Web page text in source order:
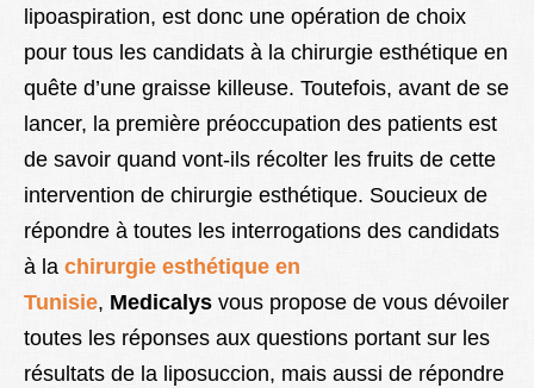
lipoaspiration, est donc une opération de choix
pour tous les candidats à la chirurgie esthétique en
quête d’une graisse killeuse. Toutefois, avant de se
lancer, la première préoccupation des patients est
de savoir quand vont-ils récolter les fruits de cette
intervention de chirurgie esthétique. Soucieux de
répondre à toutes les interrogations des candidats
à la chirurgie esthétique en
Tunisie, Medicalys vous propose de vous dévoiler
toutes les réponses aux questions portant sur les
résultats de la liposuccion, mais aussi de répondre